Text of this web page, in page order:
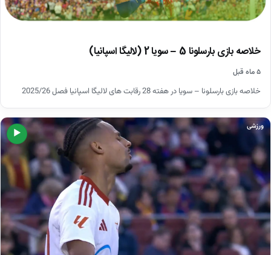
خلاصه بازی بارسلونا 5 – سویا 2 (لالیگا اسپانیا)
۵ ماه قبل
خلاصه بازی بارسلونا – سویا در هفته 28 رقابت های لالیگا اسپانیا فصل 2025/26
▶
ورزشی